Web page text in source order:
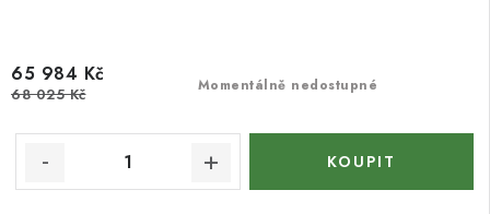
Momentálně nedostupné
65 984 Kč
68 025 Kč